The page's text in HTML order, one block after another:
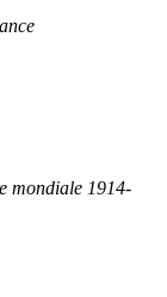
mondiale 1914-